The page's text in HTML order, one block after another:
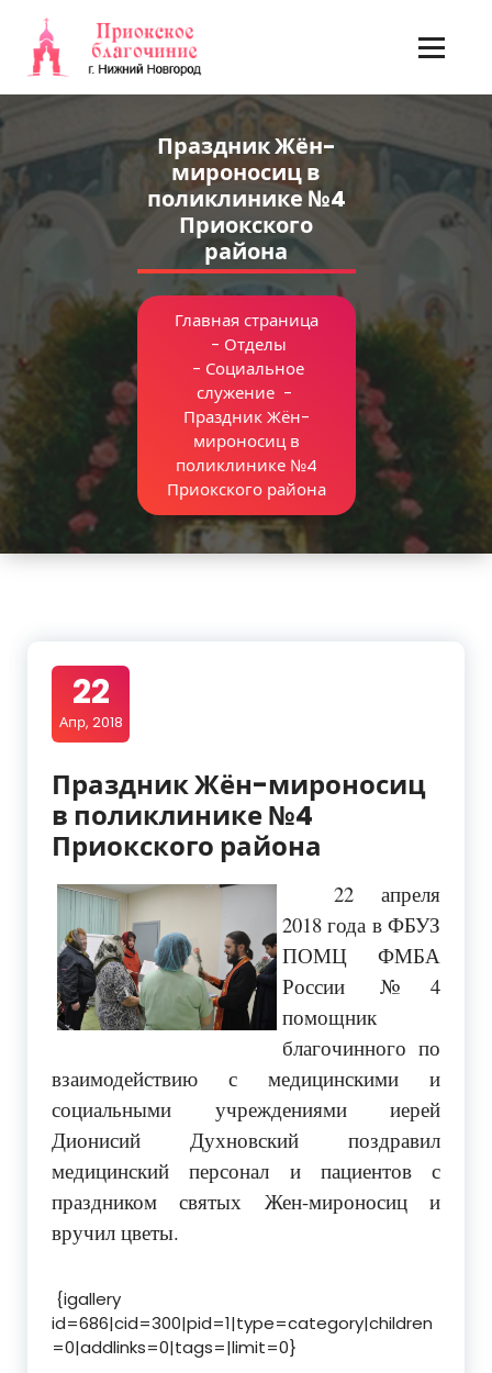
содержимому
Праздник Жён-
мироносиц в
поликлинике №4
Приокского
района
Главная страница
- Отделы
- Социальное
служение-
Праздник Жён-
мироносиц в
поликлинике №4
Приокского района
22
Апр, 2018
Праздник Жён-мироносиц
в поликлинике №4
Приокского района
22 апреля
2018 года в ФБУЗ
ПОМЦ ФМБА
России №4
помощник
благочинного по
взаимодействию с медицинскими и
социальными учреждениями иерей
Дионисий Духновский поздравил
медицинский персонал и пациентов с
праздником святых Жен-мироносиц и
вручил цветы.
{igallery
id=686|cid=300|pid=1|type=category|children
=0|addlinks=0|tags=|limit=0}